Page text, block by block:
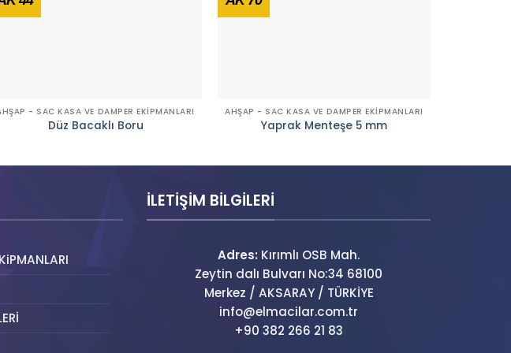
- SAC KASA VE DAMPER EKİPMANLARI
Düz Bacaklı Boru
AHŞAP - SAC KASA VE DAMPER EKİPMANLARI
Yaprak Menteşe 5 mm
İLETİŞİM BİLGİLERİ
Adres: Kırımlı OSB Mah.
Zeytin dalı Bulvarı No:34 68100
Merkez / AKSARAY / TÜRKİYE
info@elmacilar.com.tr
+90 382 266 21 83